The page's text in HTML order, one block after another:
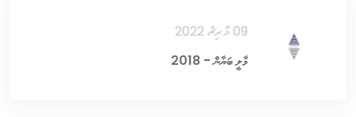
09 މާރިޗު 2022
މާލީ ބަޔާން - 2018